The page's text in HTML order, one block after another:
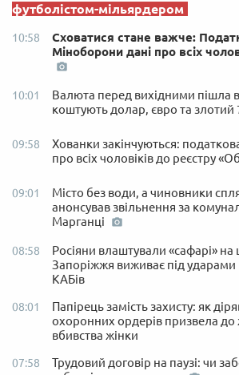
футболістом-мільярдером
10:58
Сховатися стане важче:
Міноборони дані про всіх
10:01
Валюта перед вихідними пішла
коштують долар, євро та злотий
09:58
Хованки закінчуються:
про всіх чоловіків до реєстру
09:01
Місто без води, а чиновники
анонсував звільнення за
Марганці
08:58
Росіяни влаштували «сафарі» на
Запоріжжя виживає під ударами
КАБів
08:01
Папірець замість захисту: як
охоронних ордерів призвела до
вбивства жінки
07:58
Трудовий договір на паузі: чи